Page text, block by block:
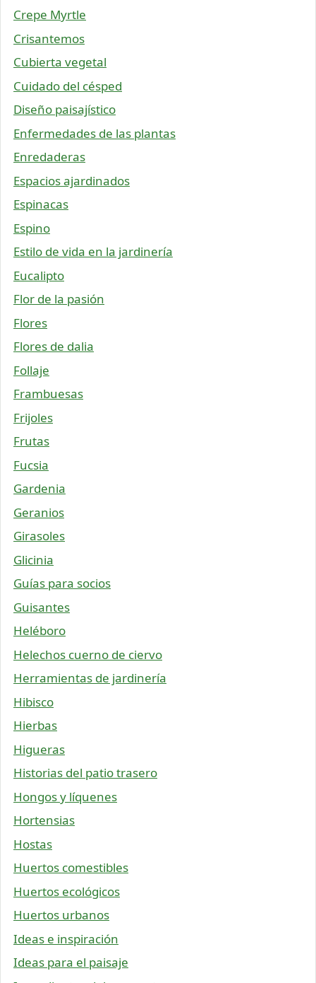
Crepe Myrtle
Crisantemos
Cubierta vegetal
Cuidado del césped
Diseño paisajístico
Enfermedades de las plantas
Enredaderas
Espacios ajardinados
Espinacas
Espino
Estilo de vida en la jardinería
Eucalipto
Flor de la pasión
Flores
Flores de dalia
Follaje
Frambuesas
Frijoles
Frutas
Fucsia
Gardenia
Geranios
Girasoles
Glicinia
Guías para socios
Guisantes
Heléboro
Helechos cuerno de ciervo
Herramientas de jardinería
Hibisco
Hierbas
Higueras
Historias del patio trasero
Hongos y líquenes
Hortensias
Hostas
Huertos comestibles
Huertos ecológicos
Huertos urbanos
Ideas e inspiración
Ideas para el paisaje